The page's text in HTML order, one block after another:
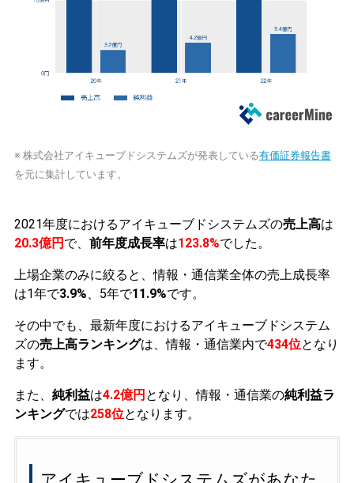
※ 株式会社アイキューブドシステムズが発表している有価証券報告書
を元に集計しています。
2021年度におけるアイキューブドシステムズの売上高は
20.3億円 で、 前年度成長率は123.8%でした。
上場企業のみに絞ると、情報・通信業全体の売上成長率
は1年で3.9%、5年で11.9%です。
その中でも、最新年度におけるアイキューブドシステム
ズの売上高ランキングは、情報・通信業内で434位となり
ます。
また、 純利益は4.2億円 となり、情報・通信業の純利益ラ
ンキングでは258位となります。